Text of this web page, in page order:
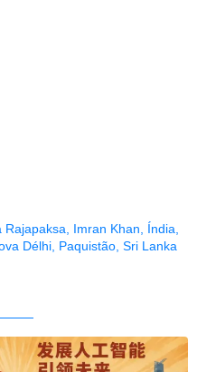
Rajapaksa Imran Khan Índia
Délhi Paquistão Sri Lanka